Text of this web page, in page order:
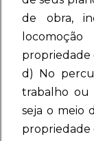
de obra,
propriedade
d) No
trabalho ou
seja o meio
propriedade